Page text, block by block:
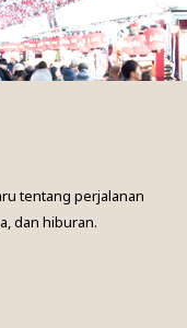
tentang perjalanan
dan hiburan.